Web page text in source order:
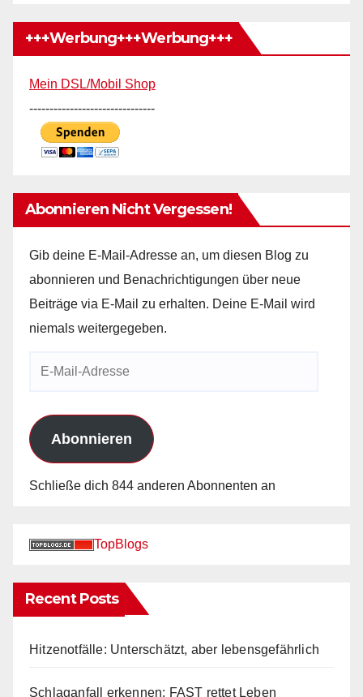
+++Werbung+++Werbung+++
Mein DSL/Mobil Shop
-------------------------------
Abonnieren Nicht Vergessen!
Gib deine E-Mail-Adresse an, um diesen Blog zu
abonnieren und Benachrichtigungen über neue
Beiträge via E-Mail zu erhalten. Deine E-Mail wird
niemals weitergegeben.
Abonnieren
Schließe dich 844 anderen Abonnenten an
TopBlogs
Recent Posts
Hitzenotfälle: Unterschätzt, aber lebensgefährlich
Schlaganfall erkennen: FAST rettet Leben